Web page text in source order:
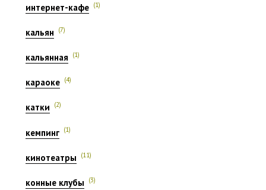
интернет-кафе (1)
кальян (7)
кальянная (1)
караоке (4)
катки (2)
кемпинг (1)
кинотеатры (11)
конные клубы (3)